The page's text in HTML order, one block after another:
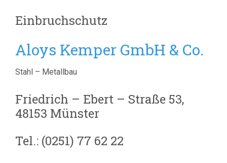
Einbruchschutz
Aloys Kemper GmbH & Co.
Stahl – Metallbau
Friedrich – Ebert – Straße 53,
48153 Münster
Tel.: (0251) 77 62 22